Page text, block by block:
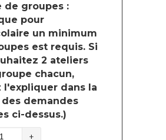
de groupes :
pour
un minimum
est requis. Si
2 ateliers
chacun,
l'expliquer dans la
demandes
ci-dessus.)
quantité